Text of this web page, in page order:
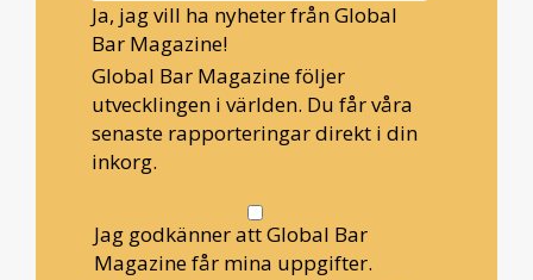
Ja, jag vill ha nyheter från Global
Bar Magazine!
Global Bar Magazine följer
utvecklingen i världen. Du får våra
senaste rapporteringar direkt i din
inkorg.
Jag godkänner att Global Bar
Magazine får mina uppgifter.